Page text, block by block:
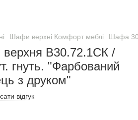
Шафи верхні Комфорт меблі Шафа
В30.72.1СК /
гнуть. "Фарбований
з друком"
відгук